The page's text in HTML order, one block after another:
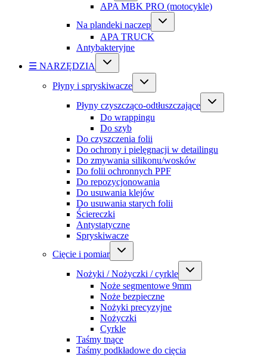
APA MBK PRO (motocykle)
Na plandeki naczep
APA TRUCK
Antybakteryjne
☰ NARZĘDZIA
Płyny i spryskiwacze
Płyny czyszcząco-odtłuszczające
Do wrappingu
Do szyb
Do czyszczenia folii
Do ochrony i pielęgnacji w detailingu
Do zmywania silikonu/wosków
Do folii ochronnych PPF
Do repozycjonowania
Do usuwania klejów
Do usuwania starych folii
Ściereczki
Antystatyczne
Spryskiwacze
Cięcie i pomiar
Nożyki / Nożyczki / cyrkle
Noże segmentowe 9mm
Noże bezpieczne
Nożyki precyzyjne
Nożyczki
Cyrkle
Taśmy tnące
Taśmy podkładowe do cięcia